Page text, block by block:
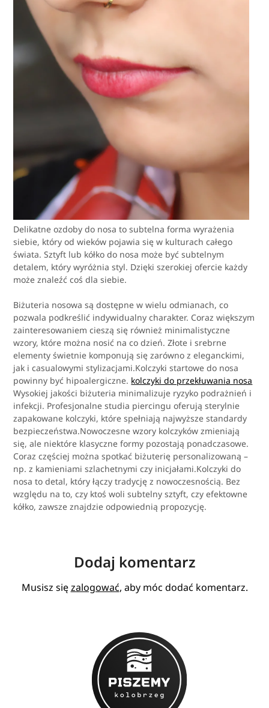
Delikatne ozdoby do nosa to subtelna forma wyrażenia
siebie, który od wieków pojawia się w kulturach całego
świata. Sztyft lub kółko do nosa może być subtelnym
detalem, który wyróżnia styl. Dzięki szerokiej ofercie każdy
może znaleźć coś dla siebie.
Biżuteria nosowa są dostępne w wielu odmianach, co
pozwala podkreślić indywidualny charakter. Coraz większym
zainteresowaniem cieszą się również minimalistyczne
wzory, które można nosić na co dzień. Złote i srebrne
elementy świetnie komponują się zarówno z eleganckimi,
jak i casualowymi stylizacjami.Kolczyki startowe do nosa
powinny być hipoalergiczne. kolczyki do przekłuwania nosa
Wysokiej jakości biżuteria minimalizuje ryzyko podrażnień i
infekcji. Profesjonalne studia piercingu oferują sterylnie
zapakowane kolczyki, które spełniają najwyższe standardy
bezpieczeństwa.Nowoczesne wzory kolczyków zmieniają
się, ale niektóre klasyczne formy pozostają ponadczasowe.
Coraz częściej można spotkać biżuterię personalizowaną –
np. z kamieniami szlachetnymi czy inicjałami.Kolczyki do
nosa to detal, który łączy tradycję z nowoczesnością. Bez
względu na to, czy ktoś woli subtelny sztyft, czy efektowne
kółko, zawsze znajdzie odpowiednią propozycję.
Dodaj komentarz
Musisz sięzalogować, aby móc dodać komentarz.